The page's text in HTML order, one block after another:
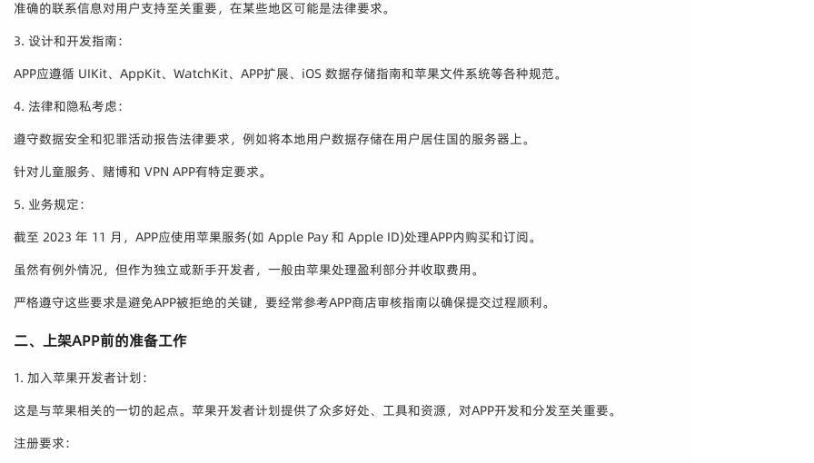
准确的联系信息对用户支持至关重要，在某些地区可能是法律要求。
3. 设计和开发指南：
APP应遵循 UIKit、AppKit、WatchKit、APP扩展、iOS 数据存储指南和苹果文件系统等各种规范。
4. 法律和隐私考虑：
遵守数据安全和犯罪活动报告法律要求，例如将本地用户数据存储在用户居住国的服务器上。
针对儿童服务、赌博和 VPN APP有特定要求。
5. 业务规定：
截至 2023 年 11 月，APP应使用苹果服务(如 Apple Pay 和 Apple ID)处理APP内购买和订阅。
虽然有例外情况，但作为独立或新手开发者，一般由苹果处理盈利部分并收取费用。
严格遵守这些要求是避免APP被拒绝的关键，要经常参考APP商店审核指南以确保提交过程顺利。
二、上架APP前的准备工作
1. 加入苹果开发者计划：
这是与苹果相关的一切的起点。苹果开发者计划提供了众多好处、工具和资源，对APP开发和分发至关重要。
注册要求：